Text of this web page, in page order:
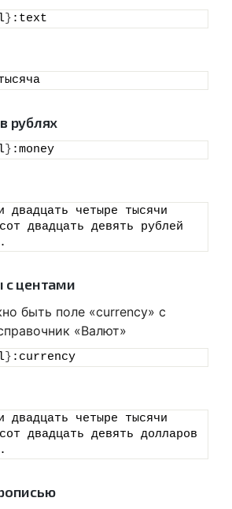
} :text
рублях
} :money
двадцать четыре тысячи
центами
быть поле «currency» с
«Валют»
} :currency
двадцать четыре тысячи